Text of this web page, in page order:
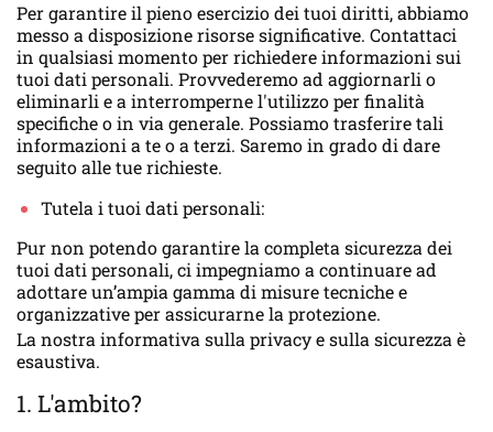
Per garantire il pieno esercizio dei tuoi diritti, abbiamo
messo a disposizione risorse significative. Contattaci
in qualsiasi momento per richiedere informazioni sui
tuoi dati personali. Provvederemo ad aggiornarli o
eliminarli e a interromperne l'utilizzo per finalità
specifiche o in via generale. Possiamo trasferire tali
informazioni a te o a terzi. Saremo in grado di dare
seguito alle tue richieste.
Tutela i tuoi dati personali:
Pur non potendo garantire la completa sicurezza dei
tuoi dati personali, ci impegniamo a continuare ad
adottare un’ampia gamma di misure tecniche e
organizzative per assicurarne la protezione.
La nostra informativa sulla privacy e sulla sicurezza è
esaustiva.
1. L'ambito?